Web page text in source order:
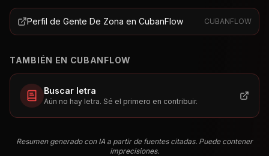
Perfil de Gente De Zona en CubanFlow CUBANFLOW
TAMBIÉN EN CUBANFLOW
Buscar letra
Aún no hay letra. Sé el primero en contribuir.
Resumen generado con IA a partir de fuentes citadas. Puede contener
imprecisiones.